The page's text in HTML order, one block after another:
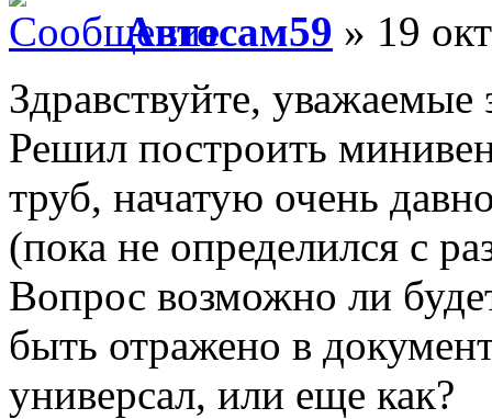
Автосам59 » 19
Здравствуйте, уважаемые
Решил построить
труб, начатую очень
(пока не определился с
Вопрос возможно ли
быть отражено в
универсал, или еще как?